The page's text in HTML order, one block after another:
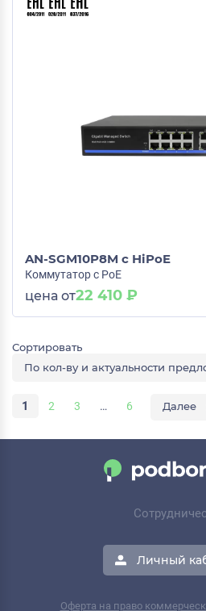
AN-SGM10P8M c HiPoE
Коммутатор с PoE
цена от22 410 ₽
По кол-ву и актуальности
1 2 3 … 6
Личный
Оферта на право